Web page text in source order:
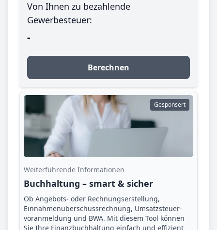
Von Ihnen zu bezahlende
Gewerbesteuer:
-
Berechnen
Gesponsert
Weiterführende Informationen
Buchhaltung – smart & sicher
Ob Angebots- oder Rechnungserstellung,
Einnahmenüberschuss­rechnung, Umsatzsteuer­
voranmeldung und BWA. Mit diesem Tool können
Sie Ihre Finanz­buchhaltung einfach und effizient